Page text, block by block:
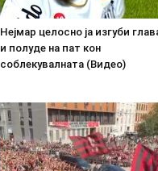
Нејмар целосно ја изгуби
и полуде на пат кон
соблекувалната (Видео)